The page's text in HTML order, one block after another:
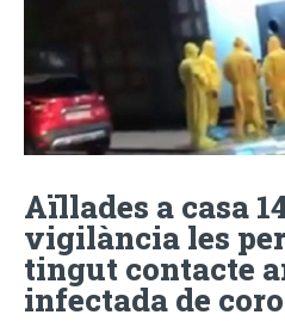
Aïllades a casa
vigilància les
tingut contacte
infectada de